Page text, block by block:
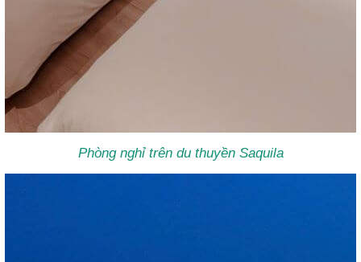
Phòng nghỉ trên du thuyền Saquila